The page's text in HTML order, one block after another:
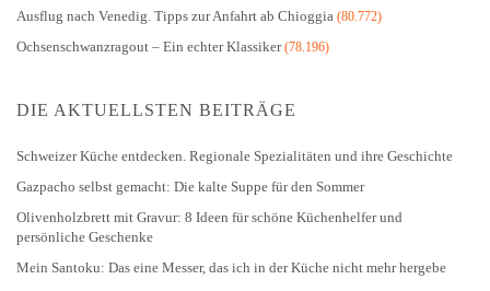
Ausflug nach Venedig. Tipps zur Anfahrt ab Chioggia (80.772)
Ochsenschwanzragout – Ein echter Klassiker(78.196)
DIE AKTUELLSTEN BEITRÄGE
Schweizer Küche entdecken. Regionale Spezialitäten und ihre Geschichte
Gazpacho selbst gemacht: Die kalte Suppe für den Sommer
Olivenholzbrett mit Gravur: 8 Ideen für schöne Küchenhelfer und
persönliche Geschenke
Mein Santoku: Das eine Messer, das ich in der Küche nicht mehr hergebe